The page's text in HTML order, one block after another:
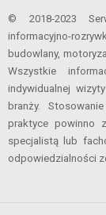
© 2018-2023
informacyjno-
budowlany,
Wszystkie
indywidualnej
branży.
praktyce powinno
specjalistą lub
odpowiedzialności